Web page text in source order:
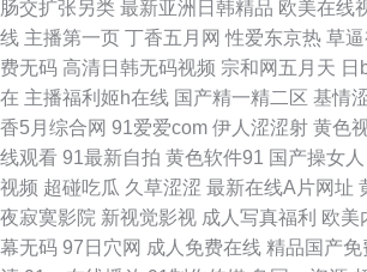
91视社 久久99em国产精品 91久久精品视频 91人妻
老司机福利影城 三级久久视频 色一本久 91在线免费
啪国产视频 91嫂子在线 九一久久精品 91视频在线
伦理在线 福利怕91在线 五月丁香淫淫网 91综合在线
91巨炮免费福利 欧美一级在线 91亚洲传媒51 九九
肠交扩张另类 最新亚洲日韩精品 欧美在线
线 主播第一页 丁香五月网 性爱东京热 草
费无码 高清日韩无码视频 宗和网五月天 日
在 主播福利姬h在线 国产精一精二区 基情
香5月综合网 91爱爱com 伊人涩涩射 黄色
线观看 91最新自拍 黄色软件91 国产操女人
视频 超碰吃瓜 久草涩涩 最新在线A片网址
夜寂寞影院 新视觉影视 成人写真福利 欧美
幕无码 97日穴网 成人免费在线 精品国产免